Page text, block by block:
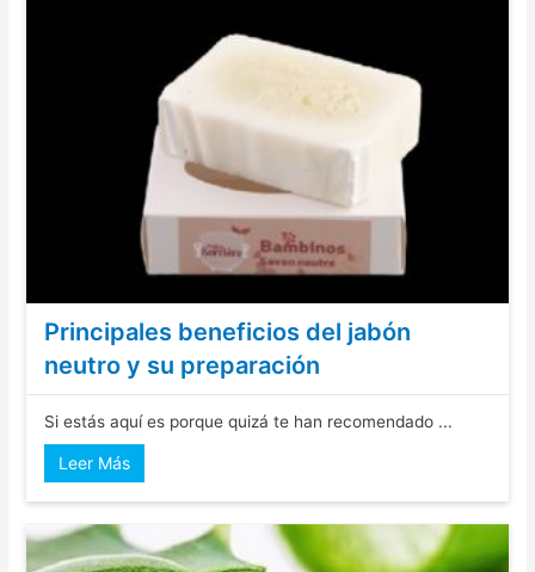
Principales beneficios del jabón
neutro y su preparación
Si estás aquí es porque quizá te han recomendado ...
Leer Más